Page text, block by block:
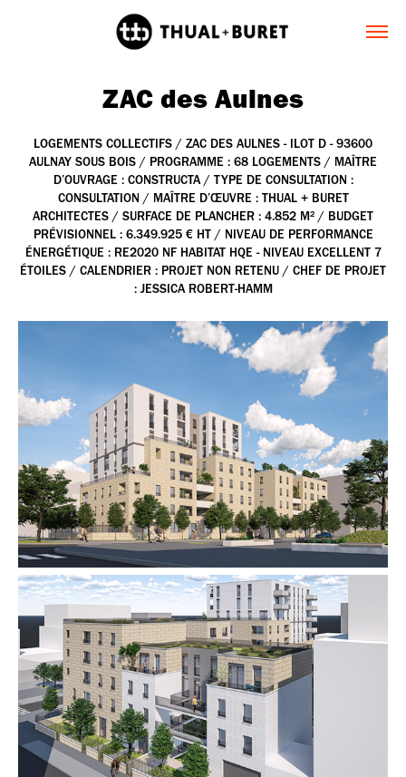
ZAC des Aulnes
LOGEMENTS COLLECTIFS / ZAC DES AULNES - ILOT D - 93600
AULNAY SOUS BOIS / PROGRAMME : 68 LOGEMENTS / MAÎTRE
D’OUVRAGE : CONSTRUCTA / TYPE DE CONSULTATION :
CONSULTATION / MAÎTRE D’ŒUVRE : THUAL + BURET
ARCHITECTES / SURFACE DE PLANCHER : 4.852 M² / BUDGET
PRÉVISIONNEL : 6.349.925 € HT / NIVEAU DE PERFORMANCE
ÉNERGÉTIQUE : RE2020 NF HABITAT HQE - NIVEAU EXCELLENT 7
ÉTOILES / CALENDRIER : PROJET NON RETENU / CHEF DE PROJET
: JESSICA ROBERT-HAMM